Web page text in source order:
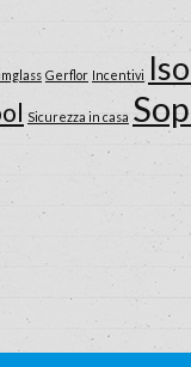
Gerflor Incentivi
Sicurezza in casa